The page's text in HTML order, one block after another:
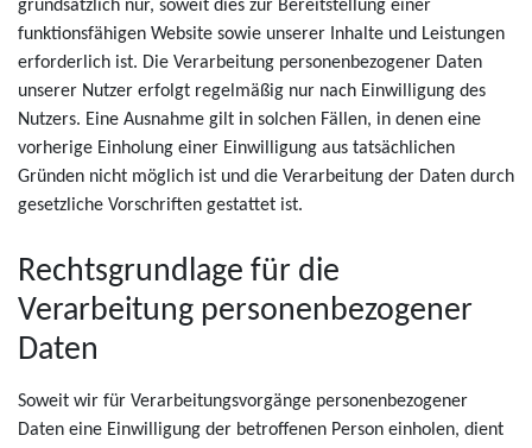
grundsätzlich nur, soweit dies zur Bereitstellung einer
funktionsfähigen Website sowie unserer Inhalte und Leistungen
erforderlich ist. Die Verarbeitung personenbezogener Daten
unserer Nutzer erfolgt regelmäßig nur nach Einwilligung des
Nutzers. Eine Ausnahme gilt in solchen Fällen, in denen eine
vorherige Einholung einer Einwilligung aus tatsächlichen
Gründen nicht möglich ist und die Verarbeitung der Daten durch
gesetzliche Vorschriften gestattet ist.
Rechtsgrundlage für die
Verarbeitung personenbezogener
Daten
Soweit wir für Verarbeitungsvorgänge personenbezogener
Daten eine Einwilligung der betroffenen Person einholen, dient